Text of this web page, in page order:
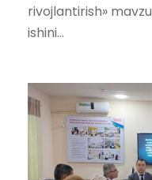
rivojlantirish»
ishini...